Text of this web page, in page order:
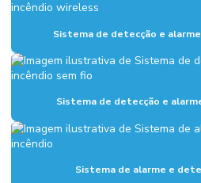
Instalação de hidrantes
Instalação hidráulica para indústria
Instalação hidráulica industrial
Instalação de sistema de alarme de
Instalação de sistema de combate a
Sistema de detecção e
Sistema de detecção e
Sistema de alarme e